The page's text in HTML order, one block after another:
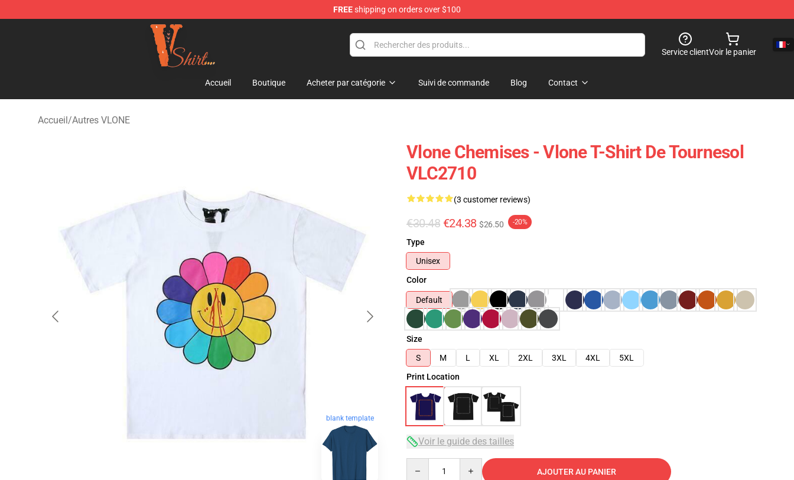
FREEshipping on orders over $100
Vlone Shirt Store - Official Vlone Shirt Shop
Service clientVoir le panier
Accueil Boutique Acheter par catégorie Suivi de commande Blog Contact
Accueil/Autres VLONE
blank template
Vlone Chemises - Vlone T-Shirt De Tournesol
VLC2710
(3 customer reviews)
€30.48 €24.38 $26.50 -20%
Type
Unisex
Color
Default
Size
S
M L XL 2XL 3XL 4XL
5XL
Print Location
Voir le guide des tailles
AJOUTER AU PANIER